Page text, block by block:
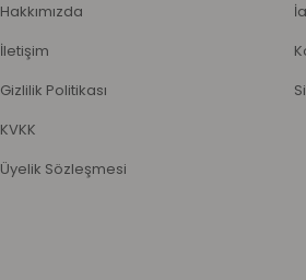
Hakkımızda
İletişim
Gizlilik Politikası
KVKK
Üyelik Sözleşmesi